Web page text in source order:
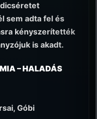
sem adta fel és
kényszerítették
is akadt.
– HALADÁS
Góbi